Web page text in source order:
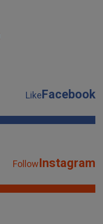
LikeFacebook
FollowInstagram